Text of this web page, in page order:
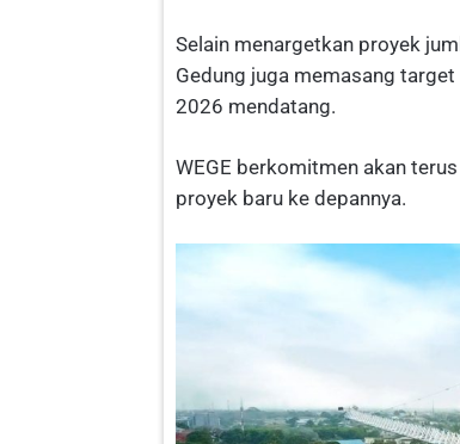
Selain menargetkan proyek
Gedung juga memasang
2026 mendatang.
WEGE berkomitmen akan
proyek baru ke depannya.